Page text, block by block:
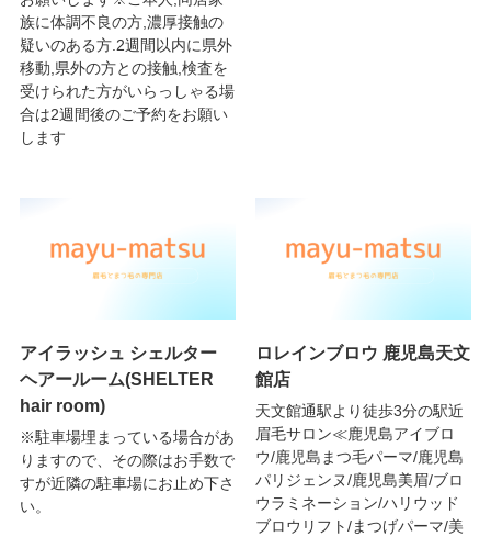
族に体調不良の方,濃厚接触の
疑いのある方.2週間以内に県外
移動,県外の方との接触,検査を
受けられた方がいらっしゃる場
合は2週間後のご予約をお願い
します
アイラッシュ シェルター
ヘアールーム(SHELTER
hair room)
※駐車場埋まっている場合があ
りますので、その際はお手数で
すが近隣の駐車場にお止め下さ
い。
ロレインブロウ 鹿児島天文
館店
天文館通駅より徒歩3分の駅近
眉毛サロン≪鹿児島アイブロ
ウ/鹿児島まつ毛パーマ/鹿児島
パリジェンヌ/鹿児島美眉/ブロ
ウラミネーション/ハリウッド
ブロウリフト/まつげパーマ/美